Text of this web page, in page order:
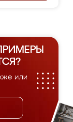
или